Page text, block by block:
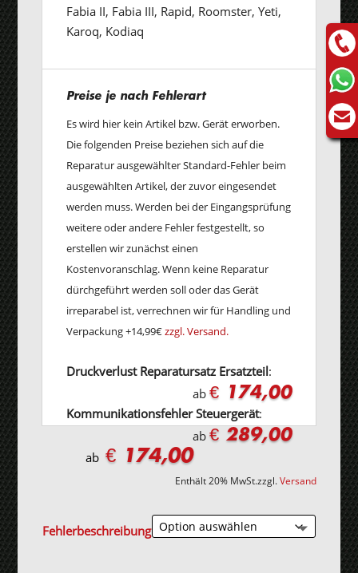
Fabia II, Fabia III, Rapid, Roomster, Yeti,
Karoq, Kodiaq
Preise je nach Fehlerart
Es wird hier kein Artikel bzw. Gerät erworben.
Die folgenden Preise beziehen sich auf die
Reparatur ausgewählter Standard-Fehler beim
ausgewählten Artikel, der zuvor eingesendet
werden muss. Werden bei der Eingangsprüfung
weitere oder andere Fehler festgestellt, so
erstellen wir zunächst einen
Kostenvoranschlag. Wenn keine Reparatur
dürchgeführt werden soll oder das Gerät
irreparabel ist, verrechnen wir für Handling und
Verpackung +14,99€zzgl. Versand.
Druckverlust Reparatursatz Ersatzteil:
ab € 174,00
Kommunikationsfehler Steuergerät:
ab€ 289,00
ab € 174,00
Enthält 20% MwSt.zzgl.Versand
Fehlerbeschreibung